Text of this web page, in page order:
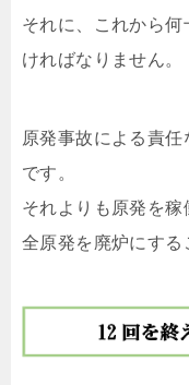
それに、これから
ければなりません。
原発事故による責
です。
それよりも原発を稼
全原発を廃炉にする